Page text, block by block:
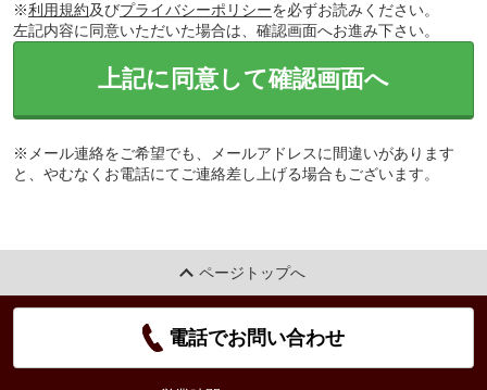
※利用規約及びプライバシーポリシーを必ずお読みください。
左記内容に同意いただいた場合は、確認画面へお進み下さい。
上記に同意して確認画面へ
※メール連絡をご希望でも、メールアドレスに間違いがあります
と、やむなくお電話にてご連絡差し上げる場合もございます。
ページトップへ
電話でお問い合わせ